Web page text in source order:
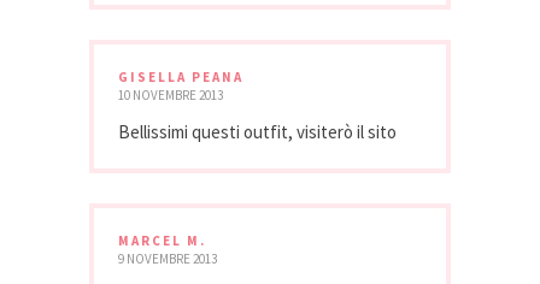
GISELLA PEANA
10 NOVEMBRE 2013
Bellissimi questi outfit, visiterò il sito
MARCEL M.
9 NOVEMBRE 2013